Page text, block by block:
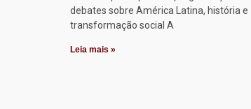
debates sobre América Latina, história e
transformação social A
Leia mais »